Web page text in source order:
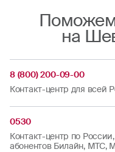
на
8 (800) 200-09-00
Контакт-центр для всей
0530
Контакт-центр по
абонентов Билайн, МТС,